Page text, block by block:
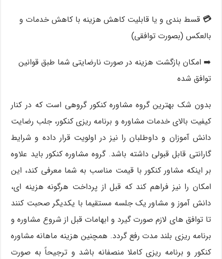
💳قسط بندی و یا قابلیت کاهش هزینه با کاهش خدمات و
بالعکس (بصورت توافقی)
➡️ امکان بازگشت هزینه در صورت نارضایتی شما طبق قوانین
توافق شده
بدون شک بهترین گروه مشاوره کنکور گروهی است که در کنار
کیفیت بالای خدمات مشاوره و برنامه ریزی کنکور، جلب رضایت
دانش آموزان و داوطلبان را نیز در اولویت قرار داده و شرایط
گارانتی قابل قبولی داشته باشد. گروه مشاوره کنکور باید علاوه
بر اینکه مشاور کنکور با قیمت مناسب به شما معرفی کند، این
امکان را نیز فراهم کند که قبل از پرداخت هرگونه هزینه ای،
دانش آموز و مشاور یک جلسه مستقیما با یکدیگر صحبت کنند
تا توافق های لازم صورت گیرد و ابهامات قبل از شروع مشاوره و
برنامه ریزی بلند مدت رفع گردد. همچنین هزینه ماهانه مشاوره
کنکور و برنامه ریزی کاملا منصفانه باشد و ترجیحاً به صورت